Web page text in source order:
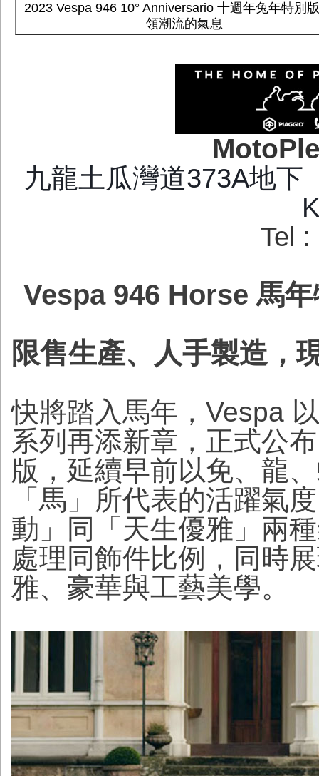
2023 Vespa 94​​6 10° Anniversario 十週年兔年特別
領潮流的氣息
九龍土瓜灣道373A地
Tel
Vespa 946 Horse 馬
限售生產、人手製造，
快將踏入馬年，Vespa
系列再添新章，正式公
版，延續早前以免、龍
「馬」所代表的活躍氣
動」同「天生優雅」兩
處理同飾件比例，同時
雅、豪華與工藝美學。